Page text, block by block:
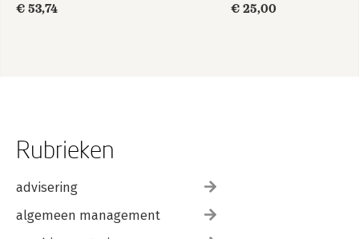
€ 53,74
€ 25,00
Rubrieken
advisering
algemeen management